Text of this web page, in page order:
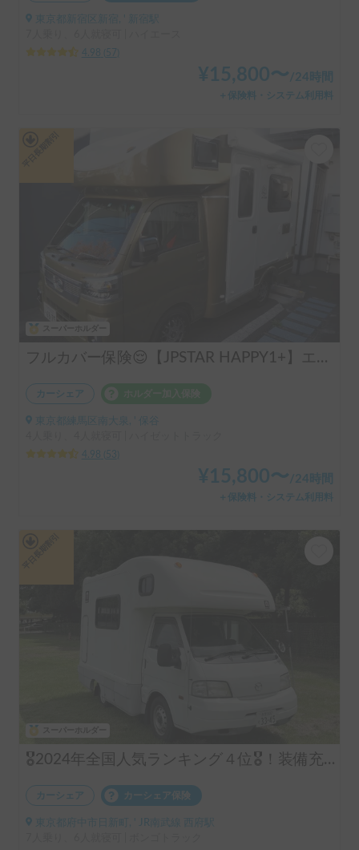
東京都新宿区新宿, ' 新宿駅
4.98
57
¥ 15,800〜 /24時間
＋保険料・システム利用料
フルカバー保険😌【JPSTAR HAPPY1+】エアコン完備！ペット歓迎🐾配車先多数🐾《西東京キャンピングカーレンタル》
カーシェア
東京都練馬区南大泉, ' 保谷
4.98
53
¥ 15,800〜 /24時間
＋保険料・システム利用料
🎖️2024年全国人気ランキング４位🎖️！装備充実！コインパーキング駐車可！6名就寝
カーシェア カーシェア保険
東京都府中市日新町, ' JR南武線 西府駅